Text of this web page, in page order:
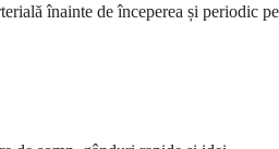
înainte de începerea și periodic pe